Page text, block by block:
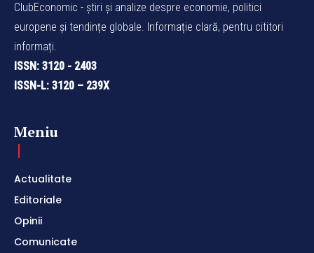
ClubEconomic - știri și analize despre economie, politici
europene și tendințe globale. Informație clară, pentru cititori
informați.
ISSN: 3120 - 2403
ISSN-L: 3120 – 239X
Meniu
Actualitate
Editoriale
Opinii
Comunicate